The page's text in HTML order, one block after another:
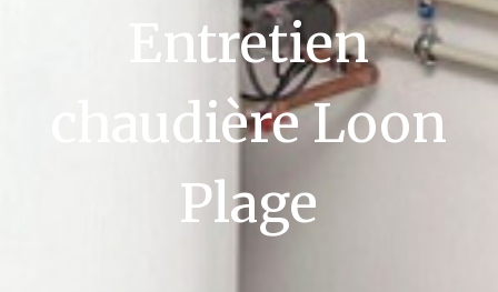
Entretien
chaudière Loon
Plage